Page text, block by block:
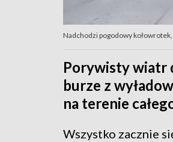
Nadchodzi pogodowy
Porywisty wiatr
burze z
na terenie
Wszystko zacznie